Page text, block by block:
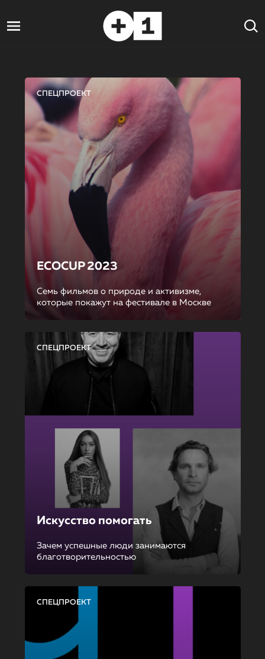
СПЕЦПРОЕКТ
ECOCUP 2023
Семь фильмов о природе и активизме,
которые покажут на фестивале в Москве
СПЕЦПРОЕКТ
Искусство помогать
Зачем успешные люди занимаются
благотворительностью
СПЕЦПРОЕКТ